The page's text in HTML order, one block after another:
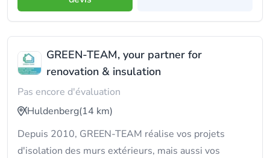
GREEN-TEAM, your partner for
renovation & insulation
Pas encore d'évaluation
Huldenberg(14 km)
Depuis 2010, GREEN-TEAM réalise vos projets
d'isolation des murs extérieurs, mais aussi vos